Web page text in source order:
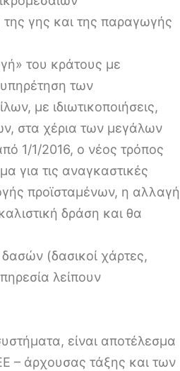
γης και της παραγωγής
του κράτους με
των
με ιδιωτικοποιήσεις,
στα χέρια των μεγάλων
1/1/2016, ο νέος τρόπος
για τις αναγκαστικές
προϊσταμένων, η αλλαγή
δράση και θα
δασών (δασικοί χάρτες,
λείπουν
είναι αποτέλεσμα
– άρχουσας τάξης και των